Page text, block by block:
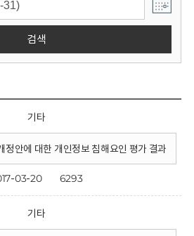
검색
기타
정안에 대한 개인정보 침해요인 평가 결과
03-20 6293
기타